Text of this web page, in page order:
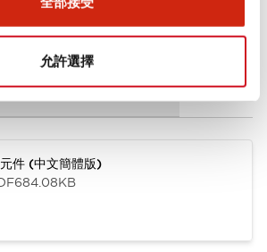
允許選擇
檔 認證與標準 技術文件
件 (中文簡體版)
684.08KB